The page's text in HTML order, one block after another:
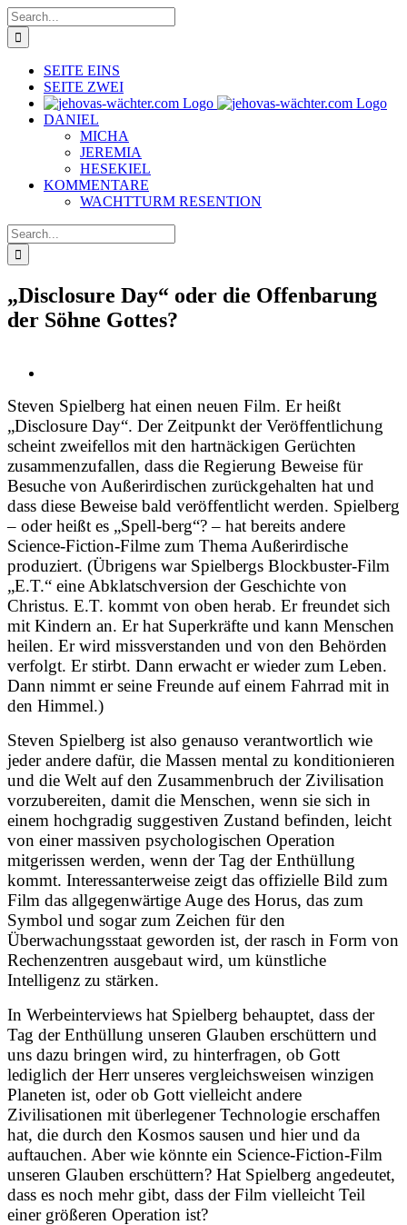
Skip
to
content
Search
for:
SEITE EINS
SEITE ZWEI
DANIEL
MICHA
JEREMIA
HESEKIEL
KOMMENTARE
WACHTTURM RESENTION
Search
for:
„Disclosure Day“ oder die Offenbarung
der Söhne Gottes?
Image
Steven Spielberg hat einen neuen Film. Er heißt
„Disclosure Day“. Der Zeitpunkt der Veröffentlichung
scheint zweifellos mit den hartnäckigen Gerüchten
zusammenzufallen, dass die Regierung Beweise für
Besuche von Außerirdischen zurückgehalten hat und
dass diese Beweise bald veröffentlicht werden. Spielberg
– oder heißt es „Spell-berg“? – hat bereits andere
Science-Fiction-Filme zum Thema Außerirdische
produziert. (Übrigens war Spielbergs Blockbuster-Film
„E.T.“ eine Abklatschversion der Geschichte von
Christus. E.T. kommt von oben herab. Er freundet sich
mit Kindern an. Er hat Superkräfte und kann Menschen
heilen. Er wird missverstanden und von den Behörden
verfolgt. Er stirbt. Dann erwacht er wieder zum Leben.
Dann nimmt er seine Freunde auf einem Fahrrad mit in
den Himmel.)
Steven Spielberg ist also genauso verantwortlich wie
jeder andere dafür, die Massen mental zu konditionieren
und die Welt auf den Zusammenbruch der Zivilisation
vorzubereiten, damit die Menschen, wenn sie sich in
einem hochgradig suggestiven Zustand befinden, leicht
von einer massiven psychologischen Operation
mitgerissen werden, wenn der Tag der Enthüllung
kommt. Interessanterweise zeigt das offizielle Bild zum
Film das allgegenwärtige Auge des Horus, das zum
Symbol und sogar zum Zeichen für den
Überwachungsstaat geworden ist, der rasch in Form von
Rechenzentren ausgebaut wird, um künstliche
Intelligenz zu stärken.
In Werbeinterviews hat Spielberg behauptet, dass der
Tag der Enthüllung unseren Glauben erschüttern und
uns dazu bringen wird, zu hinterfragen, ob Gott
lediglich der Herr unseres vergleichsweisen winzigen
Planeten ist, oder ob Gott vielleicht andere
Zivilisationen mit überlegener Technologie erschaffen
hat, die durch den Kosmos sausen und hier und da
auftauchen. Aber wie könnte ein Science-Fiction-Film
unseren Glauben erschüttern? Hat Spielberg angedeutet,
dass es noch mehr gibt, dass der Film vielleicht Teil
einer größeren Operation ist?